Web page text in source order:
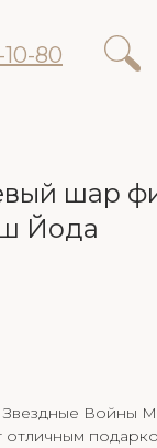
80
шар
Йода
Звездные Войны